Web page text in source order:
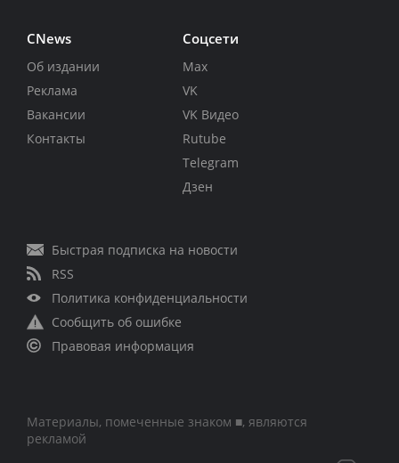
CNews
Об издании
Реклама
Вакансии
Контакты
Соцсети
Max
VK
VK Видео
Rutube
Telegram
Дзен
Быстрая подписка на новости
RSS
Политика конфиденциальности
Сообщить об ошибке
Правовая информация
Материалы, помеченные знаком ■, являются
рекламой